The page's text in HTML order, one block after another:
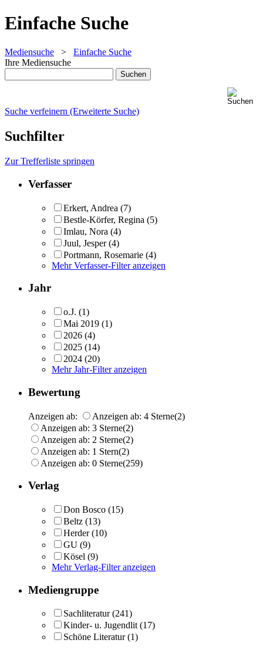
Einfache Suche
Mediensuche > Einfache Suche
Ihre Mediensuche
Suche verfeinern (Erweiterte Suche)
Suchfilter
Zur Trefferliste springen
Verfasser
Erkert, Andrea (7)
Bestle-Körfer, Regina (5)
Imlau, Nora (4)
Juul, Jesper (4)
Portmann, Rosemarie (4)
Mehr Verfasser-Filter anzeigen
Jahr
o.J. (1)
Mai 2019 (1)
2026 (4)
2025 (14)
2024 (20)
Mehr Jahr-Filter anzeigen
Bewertung
Anzeigen ab: Anzeigen ab: 4 Sterne(2)
Anzeigen ab: 3 Sterne(2)
Anzeigen ab: 2 Sterne(2)
Anzeigen ab: 1 Stern(2)
Anzeigen ab: 0 Sterne(259)
Verlag
Don Bosco (15)
Beltz (13)
Herder (10)
GU (9)
Kösel (9)
Mehr Verlag-Filter anzeigen
Mediengruppe
Sachliteratur (241)
Kinder- u. Jugendlit (17)
Schöne Literatur (1)